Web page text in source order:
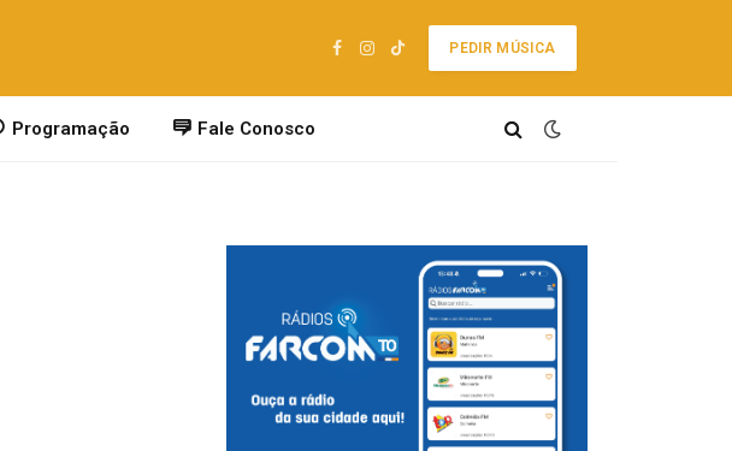
Facebook
Instagram
TikTok
PEDIR MÚSICA
Programação Fale Conosco